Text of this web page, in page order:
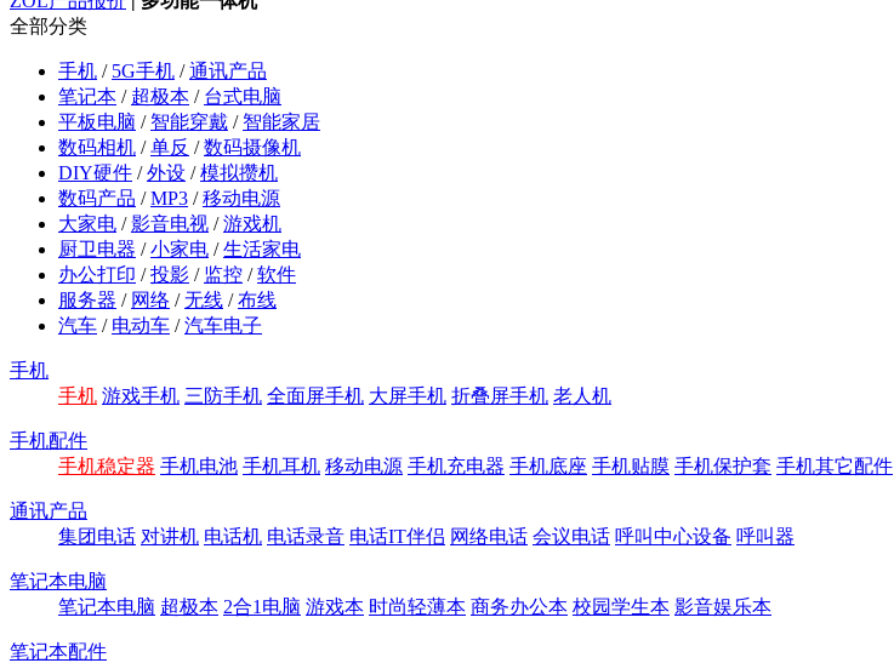
全部分类
手机 / 5G手机 /通讯产品
笔记本 / 超极本 / 台式电脑
平板电脑 / 智能穿戴 / 智能家居
数码相机 /单反 /数码摄像机
DIY硬件 /外设 /模拟攒机
数码产品 /MP3 /移动电源
大家电 /影音电视 /游戏机
厨卫电器 /小家电 /生活家电
办公打印 /投影 / 监控 /软件
服务器 / 网络 /无线 /布线
汽车 / 电动车 /汽车电子
手机
手机 游戏手机 三防手机 全面屏手机 大屏手机 折叠屏手机 老人机
手机配件
手机稳定器 手机电池 手机耳机 移动电源 手机充电器 手机底座 手机贴膜 手机保护套 手机其它配件
通讯产品
集团电话 对讲机 电话机 电话录音 电话IT伴侣 网络电话 会议电话 呼叫中心设备 呼叫器
笔记本电脑
笔记本电脑 超极本 2合1电脑 游戏本 时尚轻薄本 商务办公本 校园学生本 影音娱乐本
笔记本配件